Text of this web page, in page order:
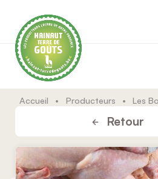
Accueil • Producteurs • Les
Retour